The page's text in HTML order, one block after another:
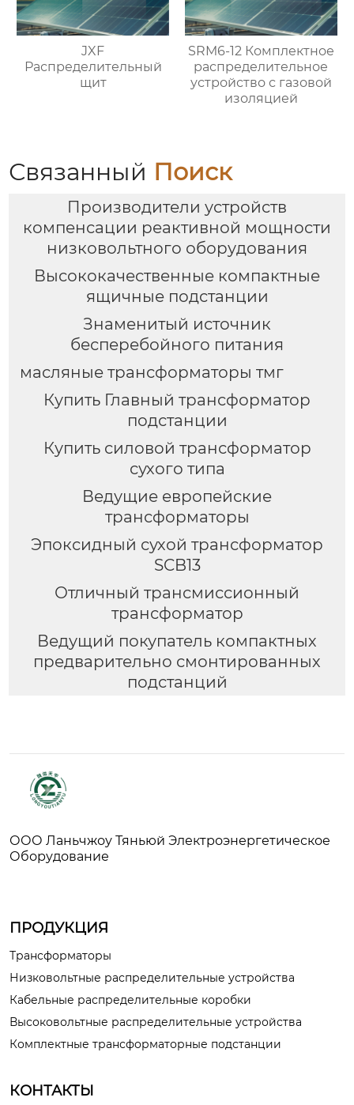
JXF
Распределительный
щит
SRM6-12 Комплектное
распределительное
устройство с газовой
изоляцией
Связанный Поиск
Производители устройств
компенсации реактивной мощности
низковольтного оборудования
Высококачественные компактные
ящичные подстанции
Знаменитый источник
бесперебойного питания
масляные трансформаторы тмг
Купить Главный трансформатор
подстанции
Купить силовой трансформатор
сухого типа
Ведущие европейские
трансформаторы
Эпоксидный сухой трансформатор
SCB13
Отличный трансмиссионный
трансформатор
Ведущий покупатель компактных
предварительно смонтированных
подстанций
ООО Ланьчжоу Тяньюй Электроэнергетическое
Оборудование
ПРОДУКЦИЯ
Трансформаторы
Низковольтные распределительные устройства
Кабельные распределительные коробки
Высоковольтные распределительные устройства
Комплектные трансформаторные подстанции
КОНТАКТЫ